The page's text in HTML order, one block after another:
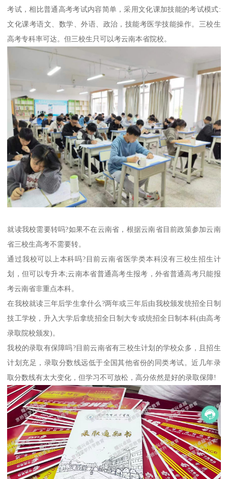
考试，相比普通高考考试内容简单，采用文化课加技能的考试模式:
文化课考语文、数学、外语、政治，技能考医学技能操作。三校生
高考专科率可达。但三校生只可以考云南本省院校。
就读我校需要转吗?如果不在云南省，根据云南省目前政策参加云南
省三校生高考不需要转。
通过我校可以上本科吗?目前云南省医学类本科没有三校生招生计
划，但可以专升本;云南本省普通高考生报考，外省普通高考只能报
考云南省非重点本科。
在我校就读三年后学生拿什么?两年或三年后由我校颁发统招全日制
技工学校，升入大学后拿统招全日制大专或统招全日制本科(由高考
录取院校颁发)。
我校的录取有保障吗?目前云南省有三校生计划的学校众多，且招生
计划充足，录取分数线远低于全国其他省份的同类考试。近几年录
取分数线有太大变化，但学习不可放松，高分依然是好的录取保障!